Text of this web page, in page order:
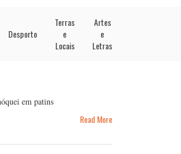
Desporto
Terras
e
Locais
Artes
e
Letras
em patins
Read More